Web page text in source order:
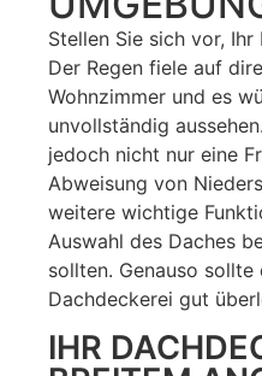
Stellen Sie sich vor,
Der Regen fiele auf
Wohnzimmer und es
unvollständig
jedoch nicht nur eine
Abweisung von
weitere wichtige
Auswahl des Daches
sollten. Genauso sollte
Dachdeckerei gut
IHR